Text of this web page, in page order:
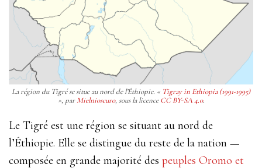
La région du Tigré se situe au nord de l’Éthiopie. « Tigray in Ethiopia (1991-1995)
», parMielnioscuro, sous la licenceCC BY-SA 4.0.
Le Tigré est une région se situant au nord de
l’Éthiopie. Elle se distingue du reste de la nation —
composée en grande majorité des peuples Oromo et